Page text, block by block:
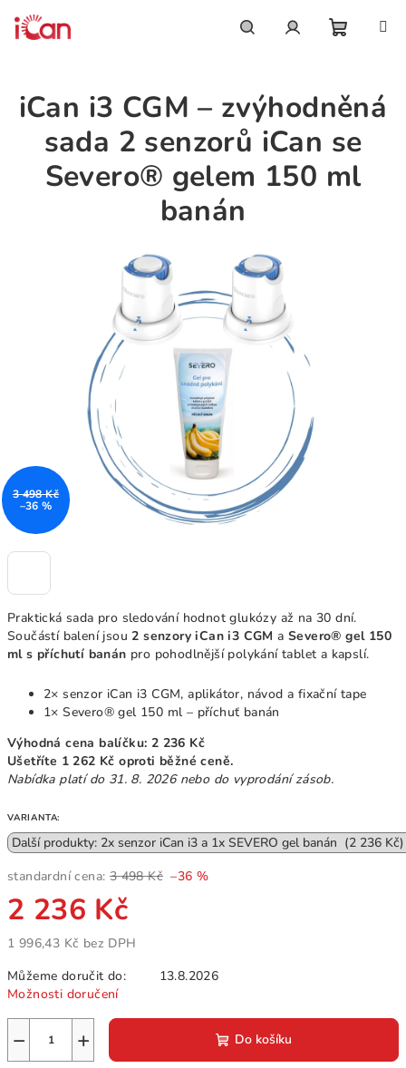
obsah
košík
Praktická sada pro sledování hodnot glukózy až na 30 dní.
Součástí balení jsou2 senzory iCan i3 CGM aSevero® gel 150
ml s příchutí banán pro pohodlnější polykání tablet a kapslí.
2× senzor iCan i3 CGM, aplikátor, návod a fixační tape
1× Severo® gel 150 ml – příchuť banán
Výhodná cena balíčku: 2 236 Kč
Ušetříte 1 262 Kč oproti běžné ceně.
Nabídka platí do 31. 8. 2026 nebo do vyprodání zásob.
VARIANTA:
standardní cena: 3 498 Kč –36 %
2 236 Kč
1 996,43 Kč bez DPH
cena:
Můžeme doručit do:
13.8.2026
Možnosti doručení
+
− Do košíku
iCan i3 CGM – zvýhodněná
sada 2 senzorů iCan se
Severo® gelem 150 ml
banán
3 498 Kč
–36 %